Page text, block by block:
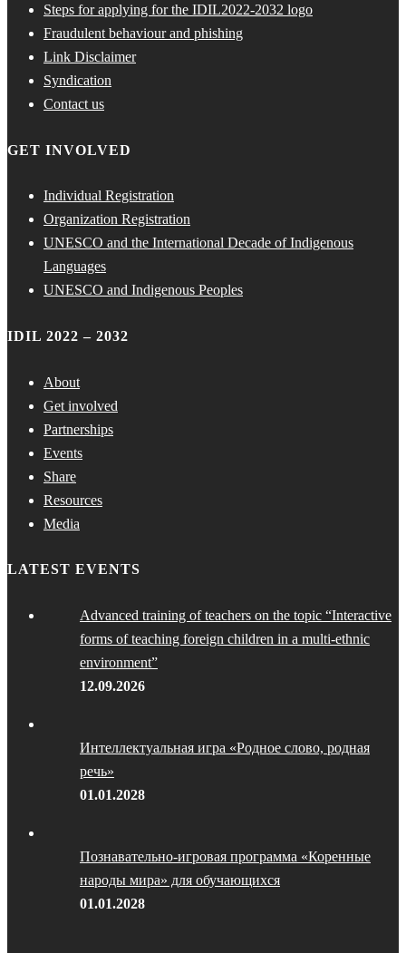
Steps for applying for the IDIL2022-2032 logo
Fraudulent behaviour and phishing
Link Disclaimer
Syndication
Contact us
GET INVOLVED
Individual Registration
Organization Registration
UNESCO and the International Decade of Indigenous
Languages
UNESCO and Indigenous Peoples
IDIL 2022 – 2032
About
Get involved
Partnerships
Events
Share
Resources
Media
LATEST EVENTS
Advanced training of teachers on the topic “Interactive
forms of teaching foreign children in a multi-ethnic
environment”
12.09.2026
Интеллектуальная игра «Родное слово, родная
речь»
01.01.2028
Познавательно-игровая программа «Коренные
народы мира» для обучающихся
01.01.2028